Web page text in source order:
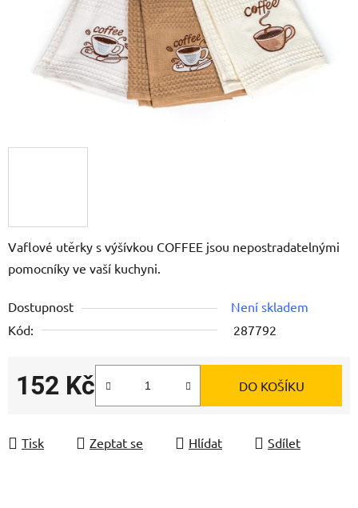
Vaflové utěrky s výšívkou COFFEE jsou nepostradatelnými
pomocníky ve vaší kuchyni.
Dostupnost
Není skladem
Kód:
287792
152 Kč DO KOŠÍKU
Tisk Zeptat se Hlídat Sdílet